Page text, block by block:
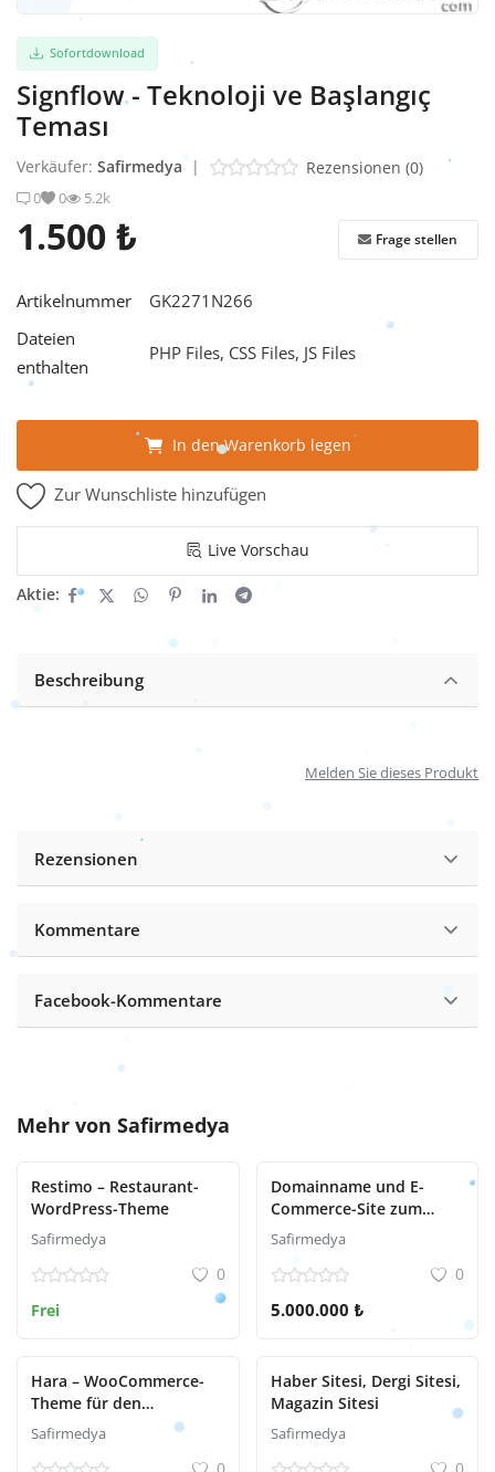
Sofortdownload
Signflow - Teknoloji ve Başlangıç ​​
Teması
Verkäufer: Safirmedya | Rezensionen (0)
0 0 5.2k
1.500 ₺ Frage stellen
Artikelnummer
GK2271N266
Dateien
enthalten
PHP Files, CSS Files, JS Files
In den Warenkorb legen
Zur Wunschliste hinzufügen
Live Vorschau
Aktie:
Beschreibung
Melden Sie dieses Produkt
Rezensionen
Kommentare
Facebook-Kommentare
Mehr von Safirmedya
Restimo – Restaurant-
WordPress-Theme
Safirmedya
0
Frei
Domainname und E-
Commerce-Site zum
Verkauf Evineteslim.com
Safirmedya
0
5.000.000 ₺
Hara – WooCommerce-
Theme für den
Schönheits- und
Kosmetikshop
Safirmedya
Haber Sitesi, Dergi Sitesi,
Magazin Sitesi
Safirmedya